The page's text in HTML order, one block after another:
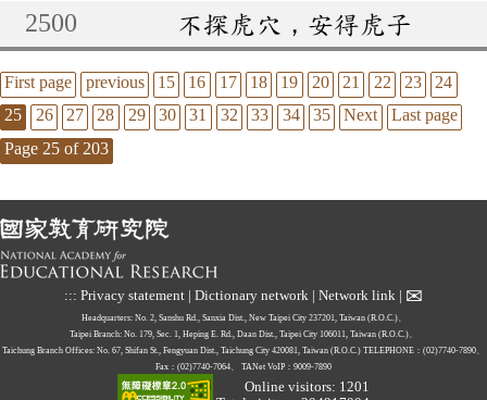
2500
不探虎穴，安得虎子
First page previous 15 16 17 18 19 20 21 22 23
24
25
26 27 28 29 30 31 32 33 34 35 Next
Last page
Page 25 of 203
::: Privacy statement Dictionary network Network link ✉
Headquarters: No. 2, Sanshu Rd., Sanxia Dist., New Taipei City 237201, Taiwan (R.O.C.)、
Taipei Branch: No. 179, Sec. 1, Heping E. Rd., Daan Dist., Taipei City 106011, Taiwan (R.O.C.)、
Taichung Branch Offices: No. 67, Shifan St., Fengyuan Dist., Taichung City 420081, Taiwan (R.O.C.) TELEPHONE：(02)7740-7890、
Fax：(02)7740-7064、
TANet VoIP：9009-7890
Online visitors: 1201